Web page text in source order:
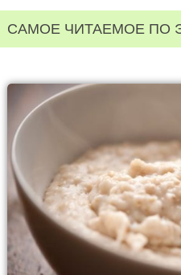
САМОЕ ЧИТАЕМОЕ ПО